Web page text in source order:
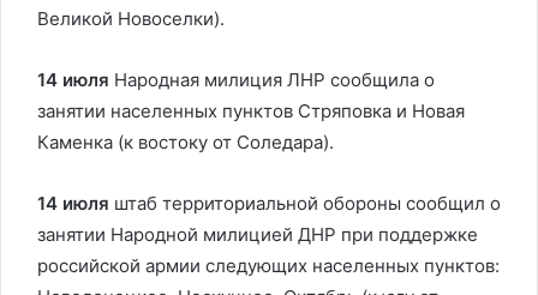
Великой Новоселки).
14 июля Народная милиция ЛНР сообщила о
занятии населенных пунктов Стряповка и Новая
Каменка (к востоку от Соледара).
14 июля штаб территориальной обороны сообщил о
занятии Народной милицией ДНР при поддержке
российской армии следующих населенных пунктов: